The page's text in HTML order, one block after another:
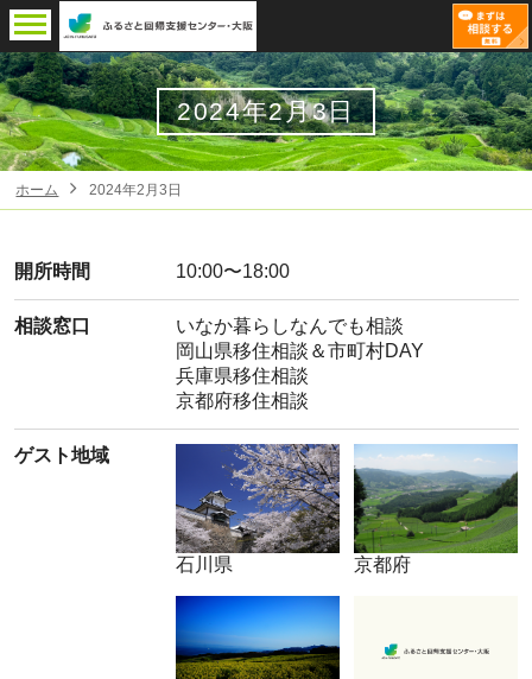
2024年2月3日
ホーム 2024年2月3日
開所時間 10:00〜18:00
相談窓口
いなか暮らしなんでも相談
岡山県移住相談＆市町村DAY
兵庫県移住相談
京都府移住相談
ゲスト地域
石川県 京都府